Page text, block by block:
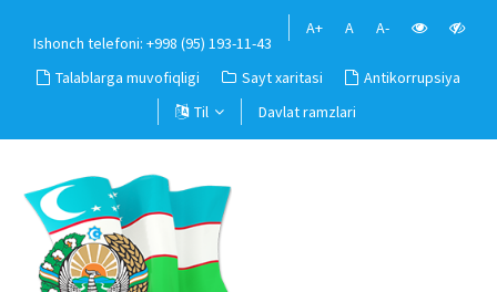
Ishonch telefoni: +998 (95) 193-11-43
A+ A A-
Talablarga muvofiqligi Sayt xaritasi
Antikorrupsiya
Til
Davlat ramzlari